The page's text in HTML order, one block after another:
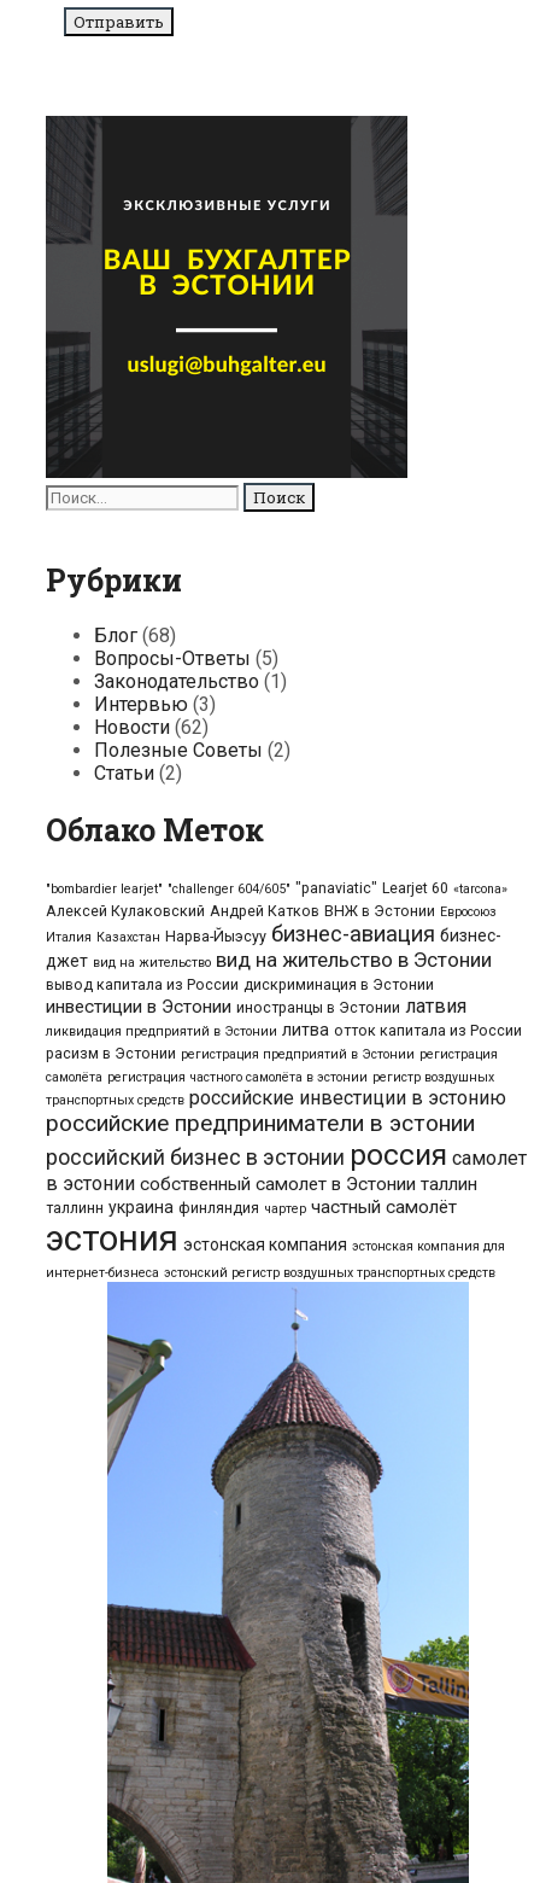
Поиск
для:
Рубрики
Блог (68)
Вопросы-Ответы (5)
Законодательство (1)
Интервью (3)
Новости (62)
Полезные Советы (2)
Статьи (2)
Облако Меток
"bombardier learjet" "challenger 604/605" "panaviatic" Learjet 60 «tarcona»
Алексей Кулаковский Андрей Катков ВНЖ в Эстонии Евросоюз
Италия Казахстан Нарва-Йыэсуу бизнес-авиация бизнес-
джет вид на жительство вид на жительство в Эстонии
вывод капитала из России дискриминация в Эстонии
инвестиции в Эстонии иностранцы в Эстонии латвия
ликвидация предприятий в Эстонии литва отток капитала из России
расизм в Эстонии регистрация предприятий в Эстонии регистрация
самолёта регистрация частного самолёта в эстонии регистр воздушных
транспортных средств российские инвестиции в эстонию
российские предприниматели в эстонии
российский бизнес в эстонии россия самолет
в эстонии собственный самолет в Эстонии таллин
таллинн украина финляндия чартер частный самолёт
эстония эстонская компания эстонская компания для
интернет-бизнеса эстонский регистр воздушных транспортных средств